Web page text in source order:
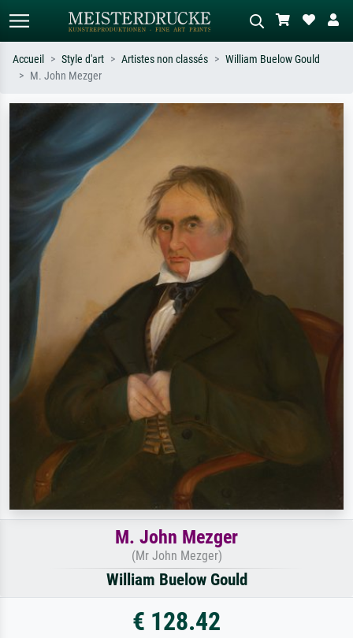
Recherchez par artiste, titre ou style –
ex. Monet, Nuit étoilée,
impressionnisme, vague de Hokusai,
nu.
Accueil Style d'art Artistes non classés
William Buelow Gould
M. John Mezger
M. John Mezger
(Mr John Mezger)
William Buelow Gould
€ 128.42